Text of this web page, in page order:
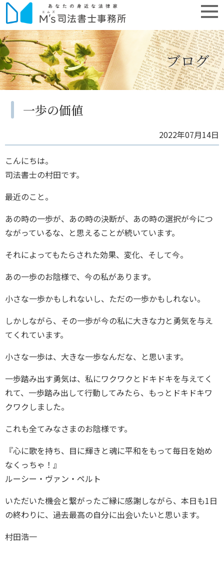
ブログ
一歩の価値
2022年07月14日
こんにちは。
司法書士の村田です。
最近のこと。
あの時の一歩が、あの時の決断が、あの時の選択が今につ
ながっているな、と思えることが続いています。
それによってもたらされた効果、変化、そして今。
あの一歩のお陰様で、今の私があります。
小さな一歩かもしれないし、ただの一歩かもしれない。
しかしながら、その一歩が今の私に大きな力と勇気を与え
てくれています。
小さな一歩は、大きな一歩なんだな、と思います。
一歩踏み出す勇気は、私にワクワクとドキドキを与えてく
れて、一歩踏み出して行動してみたら、もっとドキドキワ
クワクしました。
これも全てみなさまのお陰様です。
『心に歌を持ち、目に輝きと魂に平和をもって毎日を始め
なくっちゃ！』
ルーシー・ヴァン・ペルト
いただいた機会と繋がったご縁に感謝しながら、本日も1日
の終わりに、過去最高の自分に出会いたいと思います。
村田浩一